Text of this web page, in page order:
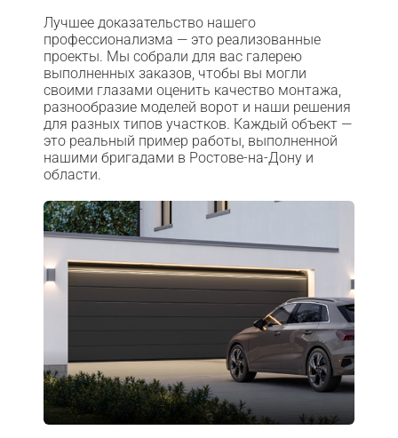
Лучшее доказательство нашего
профессионализма — это реализованные
проекты. Мы собрали для вас галерею
выполненных заказов, чтобы вы могли
своими глазами оценить качество монтажа,
разнообразие моделей ворот и наши решения
для разных типов участков. Каждый объект —
это реальный пример работы, выполненной
нашими бригадами в Ростове-на-Дону и
области.